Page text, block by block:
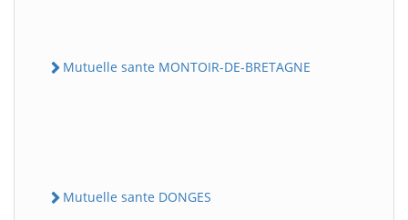
Mutuelle sante MONTOIR-DE-BRETAGNE
Mutuelle sante DONGES